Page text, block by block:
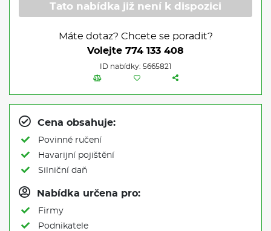
Tato nabídka již není k dispozici
Máte dotaz? Chcete se poradit?
Volejte 774 133 408
ID nabídky: 5665821
Cena obsahuje:
Povinné ručení
Havarijní pojištění
Silniční daň
Nabídka určena pro:
Firmy
Podnikatele